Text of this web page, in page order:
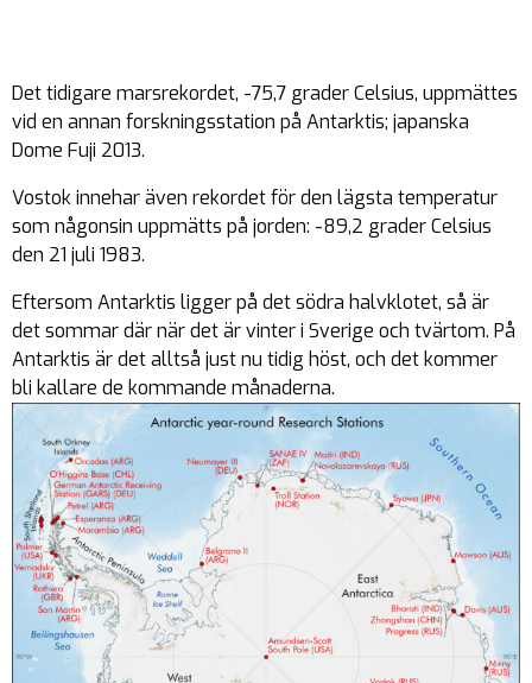
Det tidigare marsrekordet, -75,7 grader Celsius, uppmättes
vid en annan forskningsstation på Antarktis; japanska
Dome Fuji 2013.
Vostok innehar även rekordet för den lägsta temperatur
som någonsin uppmätts på jorden: -89,2 grader Celsius
den 21 juli 1983.
Eftersom Antarktis ligger på det södra halvklotet, så är
det sommar där när det är vinter i Sverige och tvärtom. På
Antarktis är det alltså just nu tidig höst, och det kommer
bli kallare de kommande månaderna.